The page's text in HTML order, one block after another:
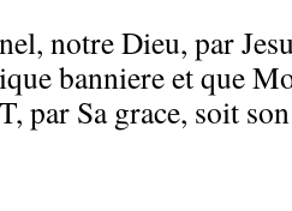
notre Dieu, par
banniere et que
par Sa grace, soit